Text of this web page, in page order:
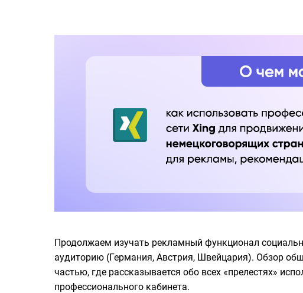
Продолжаем изучать рекламный функционал
аудиторию (Германия, Австрия, Швейцария). Обзор
частью, где рассказывается обо всех «прелестях»
профессионального кабинета.